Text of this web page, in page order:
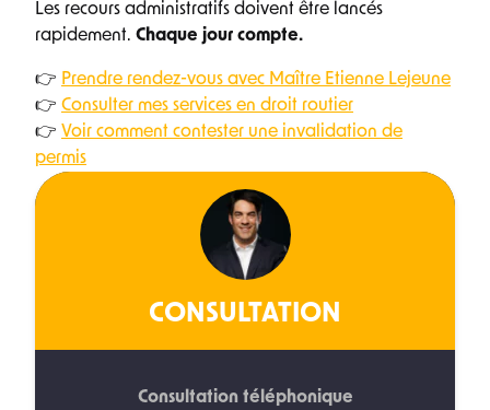
Les recours administratifs doivent être lancés
rapidement. Chaque jour compte.
👉 Prendre rendez-vous avec Maître Etienne Lejeune
👉 Consulter mes services en droit routier
👉 Voir comment contester une invalidation de
permis
CONSULTATION
Consultation téléphonique